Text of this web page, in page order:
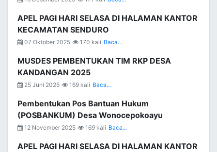
APEL PAGI HARI SELASA DI HALAMAN KANTOR
KECAMATAN SENDURO
07 Oktober 2025 170 kali Baca...
MUSDES PEMBENTUKAN TIM RKP DESA
KANDANGAN 2025
25 Juni 2025 169 kali Baca...
Pembentukan Pos Bantuan Hukum
(POSBANKUM) Desa Wonocepokoayu
12 November 2025 169 kali Baca...
APEL PAGI HARI SELASA DI HALAMAN KANTOR